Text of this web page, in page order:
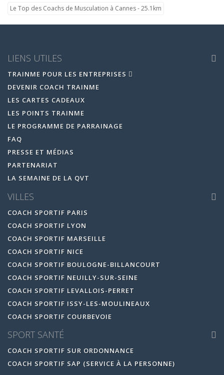
Le Top des Coachs de Musculation à Cannes - 25.1km
LIENS UTILES
TRAINME POUR LES ENTREPRISES
DEVENIR COACH TRAINME
LES CARTES CADEAUX
LES POINTS TRAINME
LE PROGRAMME DE PARRAINAGE
FAQ
PRESSE ET MÉDIAS
PARTENARIAT
LA SEMAINE DE LA QVT
VILLES
COACH SPORTIF PARIS
COACH SPORTIF LYON
COACH SPORTIF MARSEILLE
COACH SPORTIF NICE
COACH SPORTIF BOULOGNE-BILLANCOURT
COACH SPORTIF NEUILLY-SUR-SEINE
COACH SPORTIF LEVALLOIS-PERRET
COACH SPORTIF ISSY-LES-MOULINEAUX
COACH SPORTIF COURBEVOIE
SPORT SANTÉ
COACH SPORTIF SUR ORDONNANCE
COACH SPORTIF SAP (SERVICE À LA PERSONNE)